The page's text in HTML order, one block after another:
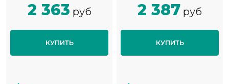
2 363 руб
КУПИТЬ
2 387 руб
КУПИТЬ